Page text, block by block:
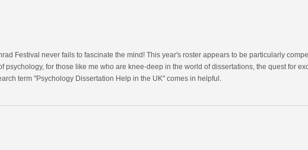
Festival never fails to fascinate the mind! This year's roster appears to be particularly
for those like me who are knee-deep in the world of dissertations, the quest for
term "Psychology Dissertation Help in the UK" comes in helpful.